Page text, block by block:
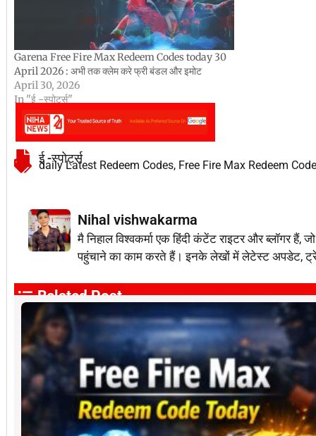
Garena Free Fire Max Redeem Codes today 30
April 2026 : अभी तक क्लेम करे फ्री बंडल और इमोट
April 30, 2026
In "ई -स्पोर्ट्स"
ई -स्पोर्ट्स
daily Latest Redeem Codes, Free Fire Max Redeem
Nihal vishwakarma
मै निहाल विश्वकर्मा एक हिंदी कंटेंट राइटर और
पहुंचाने का काम करते हैं। इनके लेखों में लेटेस्ट अपडेट,
Related Post